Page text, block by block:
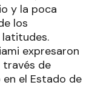
y la poca
los
expresaron
de
el Estado de